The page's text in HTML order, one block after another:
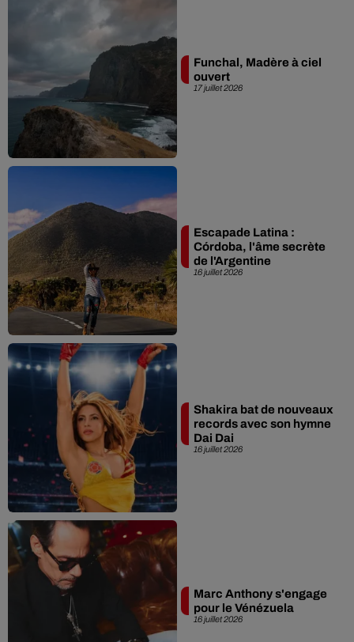
17 juillet 2026
Funchal, Madère à ciel
ouvert
16 juillet 2026
Escapade Latina :
Córdoba, l'âme secrète
de l'Argentine
16 juillet 2026
Shakira bat de nouveaux
records avec son hymne
Dai Dai
16 juillet 2026
Marc Anthony s'engage
pour le Vénézuela